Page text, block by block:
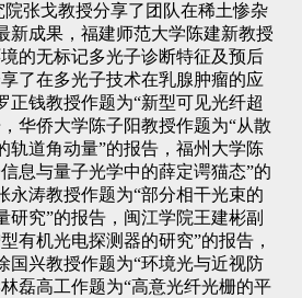
院张戈教授分享了团队在稀土惨杂
新成果，福建师范大学陈建新教授
的无标记多光子诊断特征及预后
了在多光子技术在乳腺肿瘤的应
正钱教授作题为“新型可见光纤超
华侨大学陈子阳教授作题为“从散
轨道角动量”的报告，福州大学陈
息与量子光学中的薛定谔猫态”的
永涛教授作题为“部分相干光束的
研究”的报告，闽江学院王建彬副
有机光电探测器的研究”的报告，
国兴教授作题为“环境光与近视防
磊高工作题为“高意光纤光栅的平